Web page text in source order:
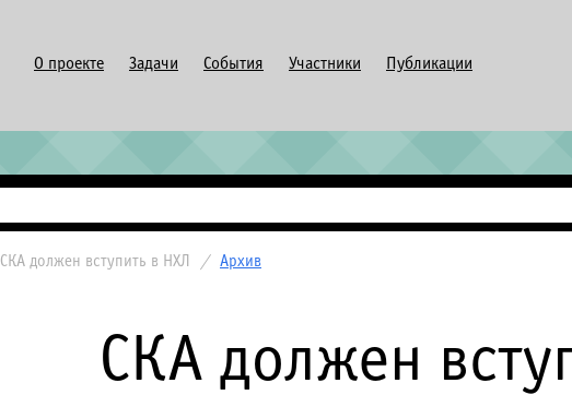
О проекте Задачи События Участники Публикации
СКА должен вступить в НХЛ / Архив
СКА должен